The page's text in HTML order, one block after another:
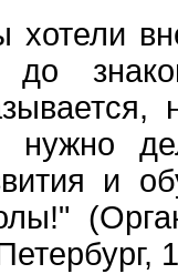
хотели
до
нужно
и